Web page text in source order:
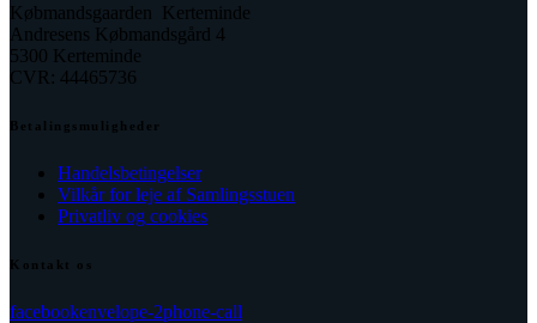
Købmandsgaarden Kerteminde
Andresens Købmandsgård 4
5300 Kerteminde
CVR: 44465736
Betalingsmuligheder
Handelsbetingelser
Vilkår for leje af Samlingsstuen
Privatliv og cookies
Kontakt os
facebookenvelope-2phone-call